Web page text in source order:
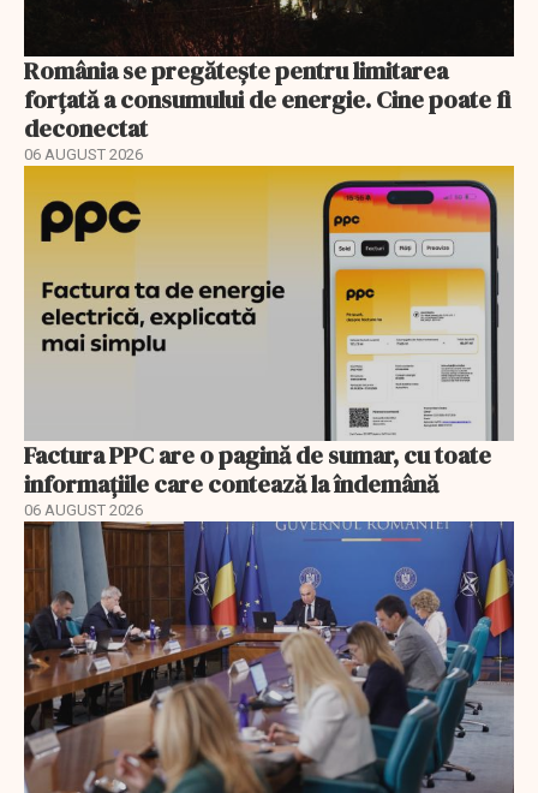
România se pregătește pentru limitarea
forțată a consumului de energie. Cine poate fi
deconectat
06 AUGUST 2026
Factura PPC are o pagină de sumar, cu toate
informațiile care contează la îndemână
06 AUGUST 2026